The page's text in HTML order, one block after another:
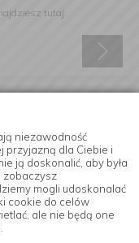
niezawodność
przyjazną dla Ciebie i
ją doskonalić, aby była
zobaczysz
mogli udoskonalać
cookie do celów
ale nie będą one
tutaj.